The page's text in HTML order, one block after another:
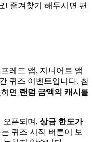
! 즐겨찾기 해두시면 편
레드 앱, 지니어트 앱
퀴즈 이벤트입니다. 참
면 랜덤 금액의 캐시 를
오픈되며, 상금 한도가
퀴즈 시작 버튼이 보